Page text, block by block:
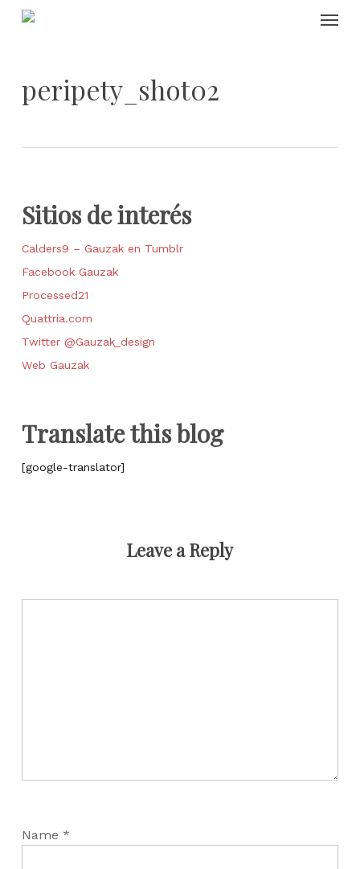
Skip
peripety_shot02
Sitios de interés
Calders9 – Gauzak en Tumblr
Facebook Gauzak
Processed21
Quattria.com
Twitter @Gauzak_design
Web Gauzak
Translate this blog
[google-translator]
Leave a Reply
Name *